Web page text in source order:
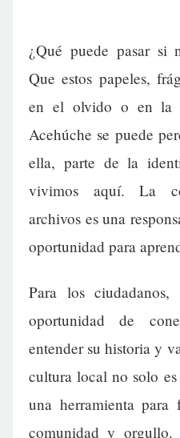
¿Qué puede pasar si
Que estos papeles,
en el olvido o en la
Acehúche se puede
ella, parte de la
vivimos aquí. La
archivos es una
oportunidad para
Para los
oportunidad de
entender su historia y
cultura local no solo
una herramienta para
comunidad y